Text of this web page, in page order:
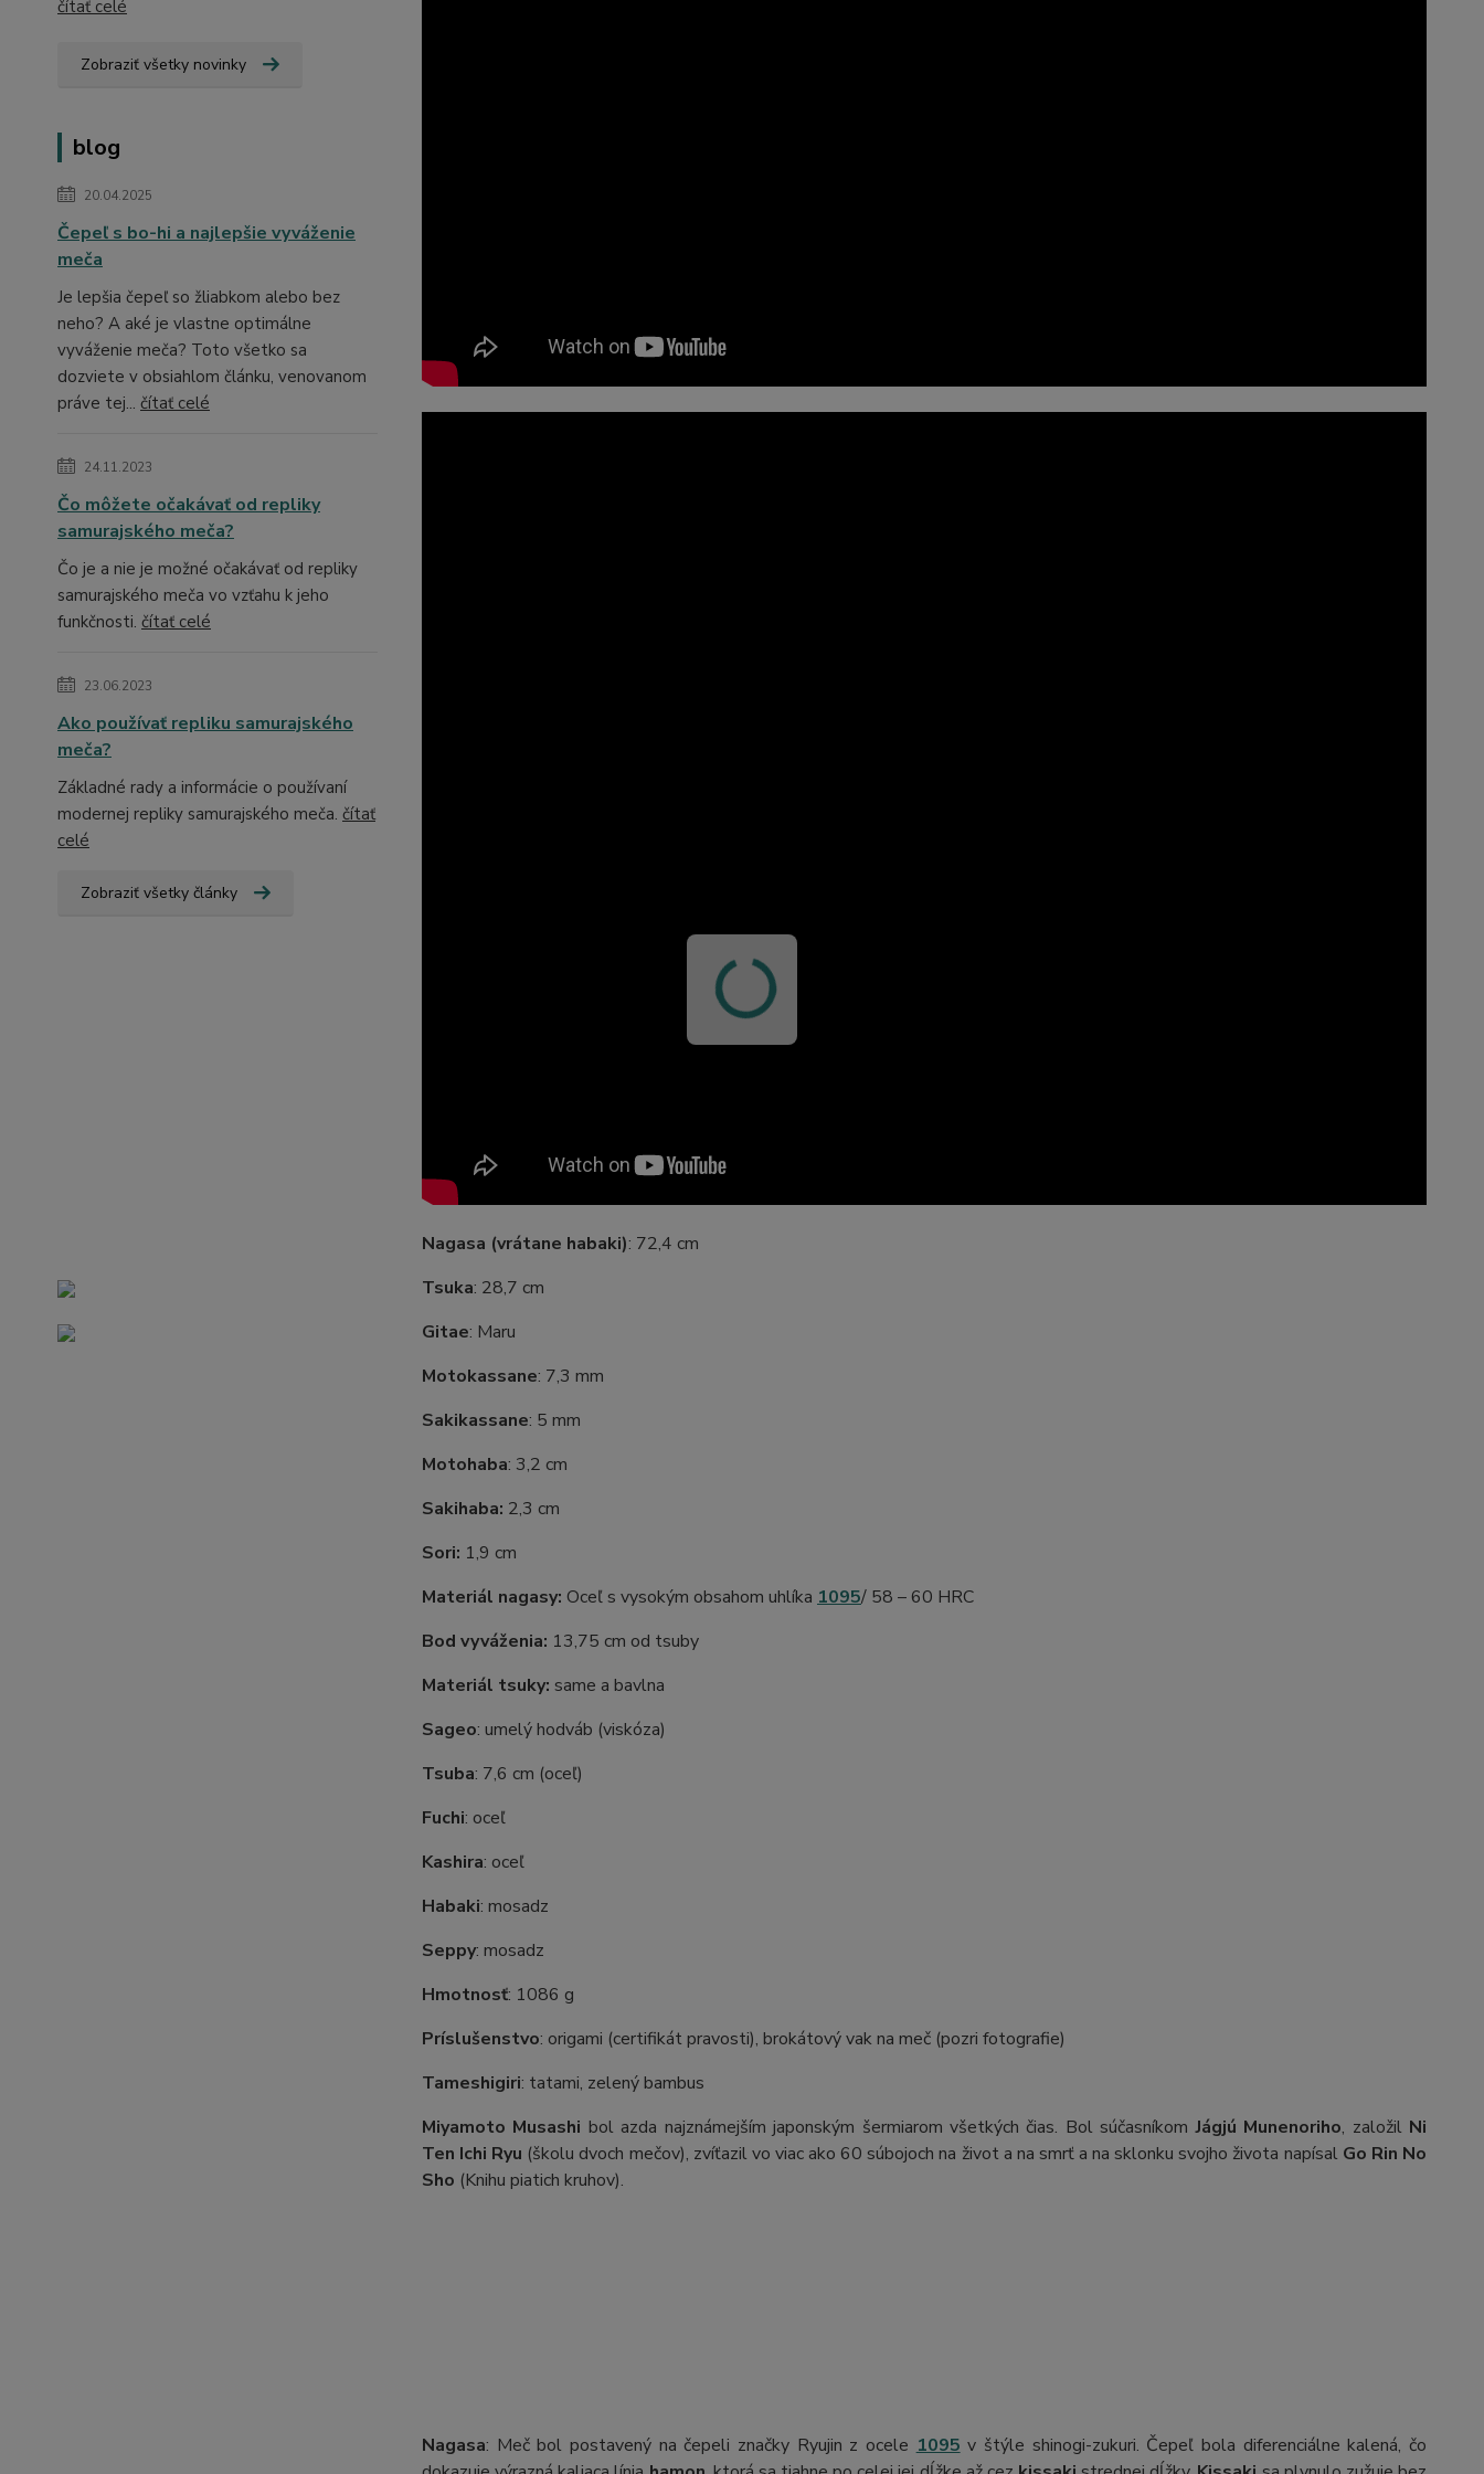
čítať celé
Zobraziť všetky novinky
blog
20.04.2025
Čepeľ s bo-hi a najlepšie vyváženie
meča
Je lepšia čepeľ so žliabkom alebo bez
neho? A aké je vlastne optimálne
vyváženie meča? Toto všetko sa
dozviete v obsiahlom článku, venovanom
práve tej... čítať celé
24.11.2023
Čo môžete očakávať od repliky
samurajského meča?
Čo je a nie je možné očakávať od repliky
samurajského meča vo vzťahu k jeho
funkčnosti. čítať celé
23.06.2023
Ako používať repliku samurajského
meča?
Základné rady a informácie o používaní
modernej repliky samurajského meča. čítať
celé
Zobraziť všetky články
Nagasa (vrátane habaki): 72,4 cm
Tsuka: 28,7 cm
Gitae: Maru
Motokassane: 7,3 mm
Sakikassane: 5 mm
Motohaba: 3,2 cm
Sakihaba: 2,3 cm
Sori: 1,9 cm
Materiál nagasy: Oceľ s vysokým obsahom uhlíka 1095/ 58 – 60 HRC
Bod vyváženia: 13,75 cm od tsuby
Materiál tsuky: same a bavlna
Sageo: umelý hodváb (viskóza)
Tsuba: 7,6 cm (oceľ)
Fuchi: oceľ
Kashira: oceľ
Habaki: mosadz
Seppy: mosadz
Hmotnosť: 1086 g
Príslušenstvo: origami (certifikát pravosti), brokátový vak na meč (pozri fotografie)
Tameshigiri: tatami, zelený bambus
Miyamoto Musashi bol azda najznámejším japonským šermiarom všetkých čias. Bol súčasníkomJágjú Munenoriho, založil Ni
Ten Ichi Ryu (školu dvoch mečov), zvíťazil vo viac ako 60 súbojoch na život a na smrť a na sklonku svojho života napísal Go Rin No
Sho (Knihu piatich kruhov).
Nagasa: Meč bol postavený na čepeli značky Ryujin z ocele 1095 v štýle shinogi-zukuri. Čepeľ bola diferenciálne kalená, čo